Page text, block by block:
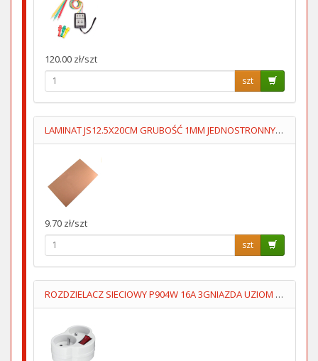
120.00 zł/szt
szt
LAMINAT JS12.5X20CM GRUBOŚĆ 1MM JEDNOSTRONNY 70um
9.70 zł/szt
szt
ROZDZIELACZ SIECIOWY P904W 16A 3GNIAZDA UZIOM WYŁĄCZNIK